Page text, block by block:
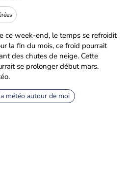
ce week-end, le temps se refroidit
la fin du mois, ce froid pourrait
des chutes de neige. Cette
se prolonger début mars.
météo autour de moi